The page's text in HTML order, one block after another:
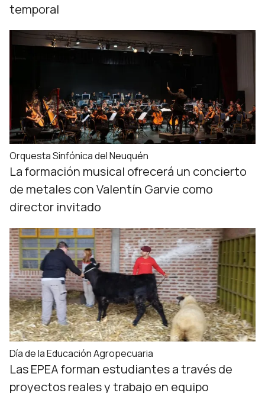
temporal
Orquesta Sinfónica del Neuquén
La formación musical ofrecerá un concierto
de metales con Valentín Garvie como
director invitado
Día de la Educación Agropecuaria
Las EPEA forman estudiantes a través de
proyectos reales y trabajo en equipo